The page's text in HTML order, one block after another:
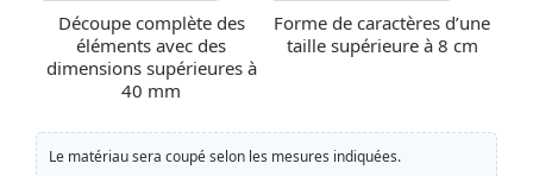
Découpe complète des
éléments avec des
dimensions supérieures à
40 mm
Forme de caractères d’une
taille supérieure à 8 cm
Le matériau sera coupé selon les mesures indiquées.